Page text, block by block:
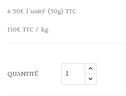
6.50€ l'unité (50g) TTC
130€ TTC / kg
QUANTITÉ